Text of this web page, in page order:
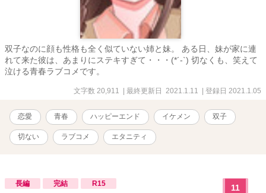
双子なのに顔も性格も全く似ていない姉と妹。 ある日、妹が家に連
れて来た彼は、あまりにステキすぎて・・・(*´-`) 切なくも、笑えて
泣ける青春ラブコメです。
文字数 20,911 | 最終更新日 2021.1.11 | 登録日 2021.1.05
恋愛 青春 ハッピーエンド イケメン 双子
切ない ラブコメ エタニティ
長編 完結 R15 11